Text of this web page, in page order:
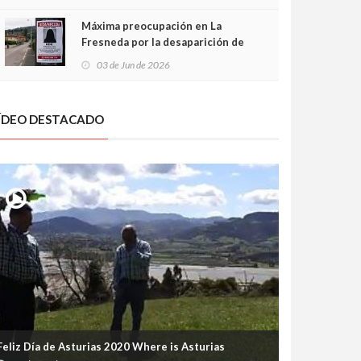
Máxima preocupación en La
Fresneda por la desaparición de
03 de Jun de 2026
DESTACADO
Día de Asturias 2020 Where is Asturias